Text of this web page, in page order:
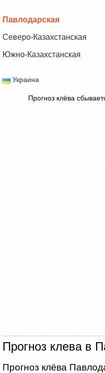
Павлодарская
Северо-Казахстанская
Южно-Казахстанская
Украина
Прогноз клёва
Прогноз клева в
Прогноз клёва